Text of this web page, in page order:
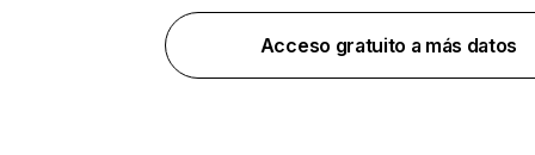
Acceso gratuito a más datos